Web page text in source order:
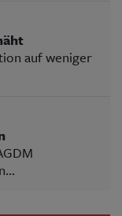
auf weniger